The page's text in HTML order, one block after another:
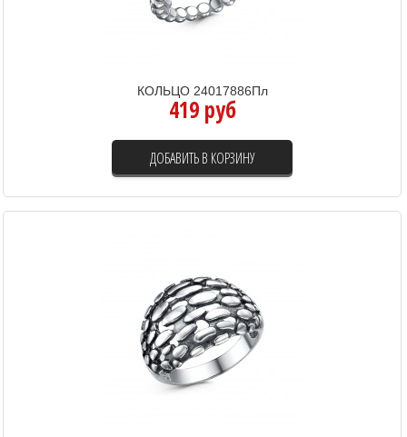
КОЛЬЦО 24017886Пл
419 руб
ДОБАВИТЬ В КОРЗИНУ